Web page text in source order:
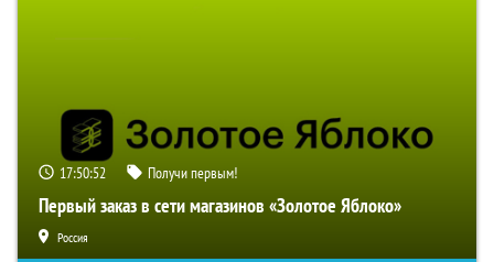
17:50:51 Получи первым!
Первый заказ в сети магазинов «Золотое Яблоко»
Россия